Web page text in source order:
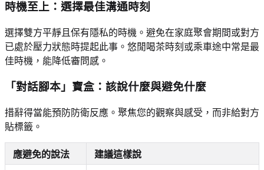
時機至上：選擇最佳溝通時刻
選擇雙方平靜且保有隱私的時機。避免在家庭聚會期間或對方
已處於壓力狀態時提起此事。悠閒喝茶時刻或乘車途中常是最
佳時機，能降低審問感。
「對話腳本」寶盒：該說什麼與避免什麼
措辭得當能預防防衛反應。聚焦您的觀察與感受，而非給對方
貼標籤。
應避免的說法 建議這樣說